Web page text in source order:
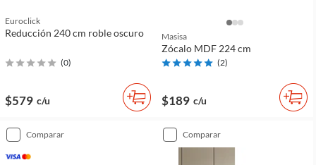
Euroclick
Reducción 240 cm roble oscuro
(0)
$579 c/u
Masisa
Zócalo MDF 224 cm
(2)
$189 c/u
comparar comparar